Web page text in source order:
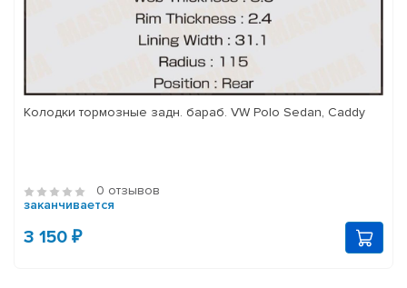
Колодки тормозные задн. бараб. VW Polo Sedan, Caddy
0 отзывов
заканчивается
3 150 ₽